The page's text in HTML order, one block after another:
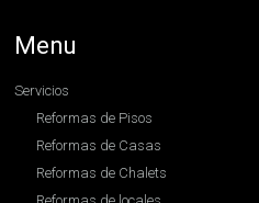
Menu
Servicios
Reformas de Pisos
Reformas de Casas
Reformas de Chalets